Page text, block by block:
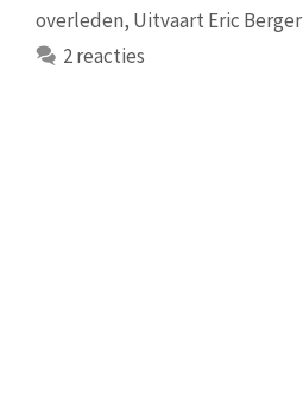
overleden, Uitvaart Eric Berger
2 reacties